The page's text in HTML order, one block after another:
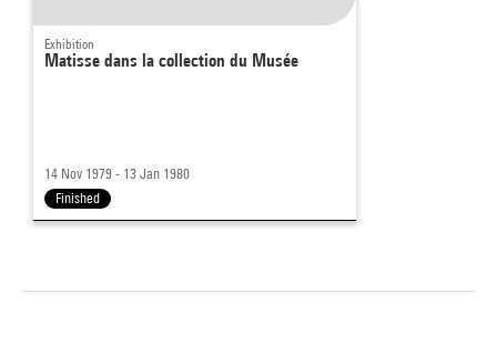
Exhibition
Matisse dans la collection du Musée
14 Nov 1979 - 13 Jan 1980
Finished